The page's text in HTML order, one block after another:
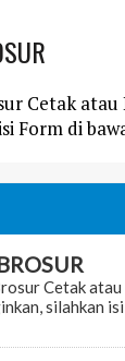
Cetak atau
Form di